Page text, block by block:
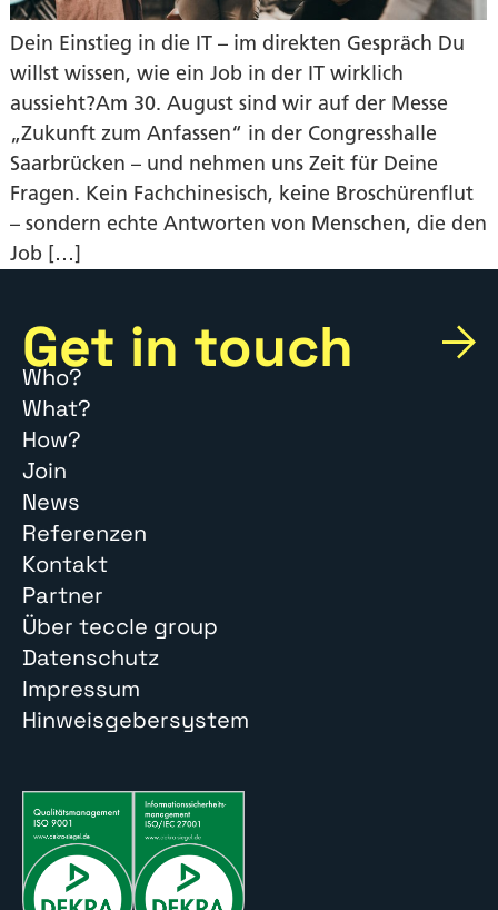
Dein Einstieg in die IT – im direkten Gespräch Du
willst wissen, wie ein Job in der IT wirklich
aussieht?Am 30. August sind wir auf der Messe
„Zukunft zum Anfassen“ in der Congresshalle
Saarbrücken – und nehmen uns Zeit für Deine
Fragen. Kein Fachchinesisch, keine Broschürenflut
– sondern echte Antworten von Menschen, die den
Job […]
Get in touch
Who?
What?
How?
Join
News
Referenzen
Kontakt
Partner
Über teccle group
Datenschutz
Impressum
Hinweisgebersystem